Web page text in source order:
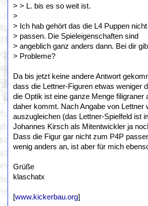
> > L. bis es so weit ist.
>
> Ich hab gehört das die L4 Puppen
> passen. Die Spieleigenschaften sind
> angeblich ganz anders dann. Bei dir
> Probleme?
Da bis jetzt keine andere Antwort
dass die Lettner-Figuren etwas weniger
die Optik ist eine ganze Menge
daher kommt. Nach Angabe von
auszugleichen (das Lettner-Spielfeld ist
Johannes Kirsch als Mitentwickler ja
Dass die Figur gar nicht zum P4P
wenig anders an, ist aber für mich
Grüße
klaschatx
[www.kickerbau.org]